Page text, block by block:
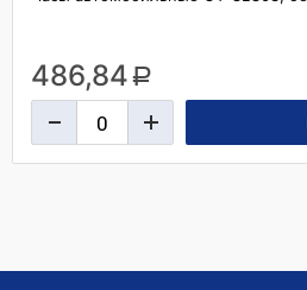
486,84 a